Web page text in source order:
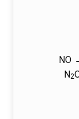
2